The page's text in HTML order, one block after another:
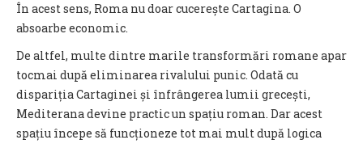
În acest sens, Roma nu doar cucerește Cartagina. O
absoarbe economic.
De altfel, multe dintre marile transformări romane apar
tocmai după eliminarea rivalului punic. Odată cu
dispariția Cartaginei și înfrângerea lumii grecești,
Mediterana devine practic un spațiu roman. Dar acest
spațiu începe să funcționeze tot mai mult după logica